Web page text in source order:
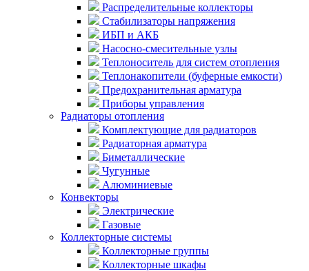
Распределительные коллекторы
Стабилизаторы напряжения
ИБП и АКБ
Насосно-смесительные узлы
Теплоноситель для систем отопления
Теплонакопители (буферные емкости)
Предохранительная арматура
Приборы управления
Радиаторы отопления
Комплектующие для радиаторов
Радиаторная арматура
Биметаллические
Чугунные
Алюминиевые
Конвекторы
Электрические
Газовые
Коллекторные системы
Коллекторные группы
Коллекторные шкафы